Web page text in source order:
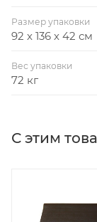
Размер упаковки
92 х 136 х 42 см
Вес упаковки
72 кг
С этим